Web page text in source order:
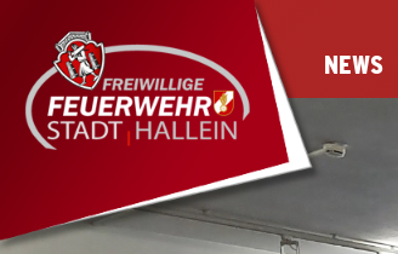
NEWS